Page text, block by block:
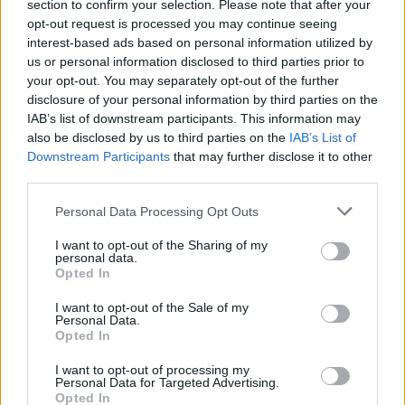
section to confirm your selection. Please note that after your
opt-out request is processed you may continue seeing
interest-based ads based on personal information utilized by
us or personal information disclosed to third parties prior to
your opt-out. You may separately opt-out of the further
disclosure of your personal information by third parties on the
IAB’s list of downstream participants. This information may
also be disclosed by us to third parties on the IAB’s List of
Downstream Participants that may further disclose it to other
Personal Data Processing Opt Outs
I want to opt-out of the Sharing of my
personal data.
Opted In
I want to opt-out of the Sale of my
Personal Data.
Opted In
I want to opt-out of processing my
Personal Data for Targeted Advertising.
Opted In
Enseñat un acercamiento del PPM a la nueva
dirección del PP insular, para plantear una sola
candidatura en las próximas elecciones.
Lo segundo fue mover sus influencias para que
Ciudadanos apostara en Fuerteventura por
incorporar a escindidos de CC, alguno de APA a
punto de caer, y… de paso dejar sin posibilidades
Montelongo y sus gentes.
Cortadas las salidas, lo tercero fue aparentar que se
deja cortejar por los cantos de sirena del grupo de